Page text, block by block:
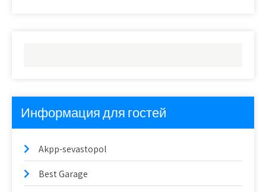
Информация для гостей
Akpp-sevastopol
Best Garage